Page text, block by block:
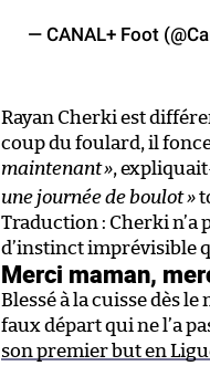
— CANAL+ Foot
Rayan Cherki est
coup du foulard, il
maintenant»,
une journée de boulot »
Traduction : Cherki n’a
d’instinct imprévisible
Merci maman,
Blessé à la cuisse dès
faux départ qui ne l’a
son premier but en